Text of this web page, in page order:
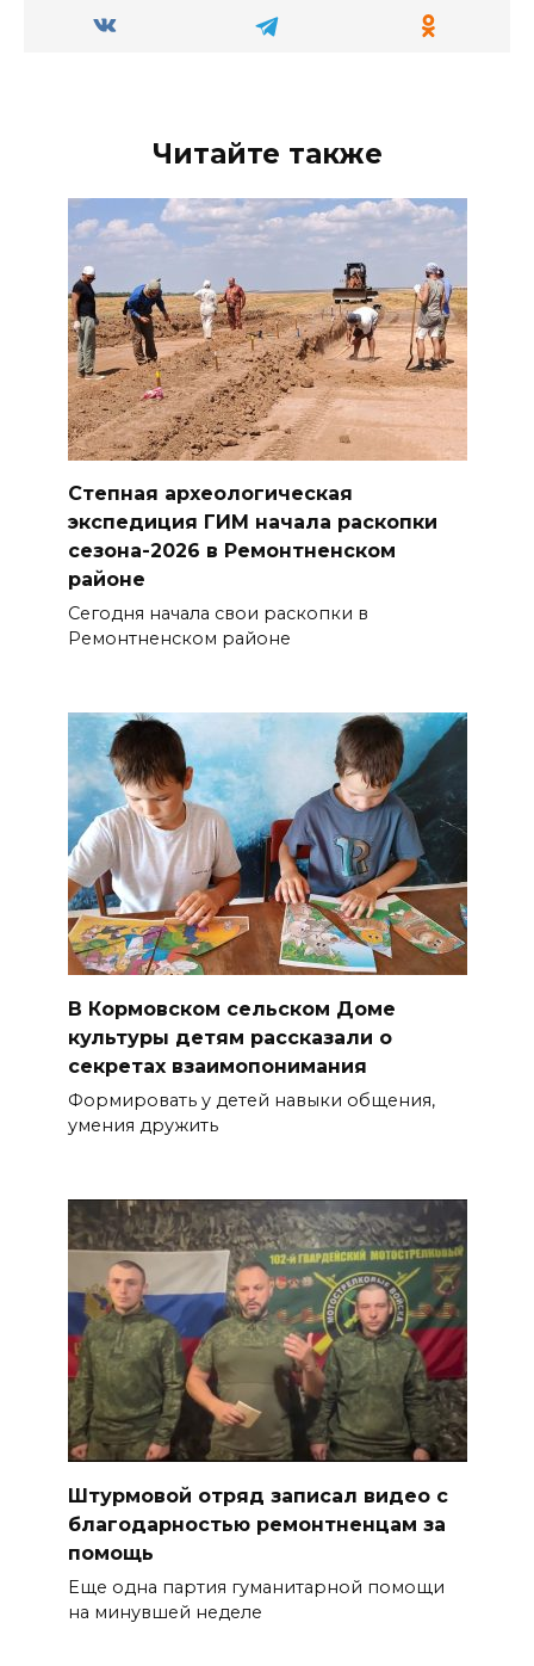
Читайте также
Степная археологическая
экспедиция ГИМ начала раскопки
сезона-2026 в Ремонтненском
районе
Сегодня начала свои раскопки в
Ремонтненском районе
В Кормовском сельском Доме
культуры детям рассказали о
секретах взаимопонимания
Формировать у детей навыки общения,
умения дружить
Штурмовой отряд записал видео с
благодарностью ремонтненцам за
помощь
Еще одна партия гуманитарной помощи
на минувшей неделе